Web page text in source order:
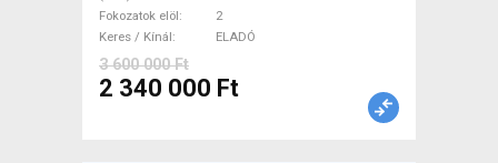
ELADÓ
Fokozatok elöl
2
Keres / Kínál
ELADÓ
3 600 000 Ft
2 340 000 Ft